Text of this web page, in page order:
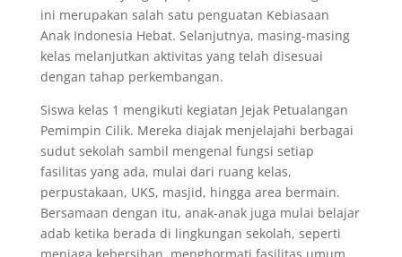
ini merupakan salah satu penguatan Kebiasaan
Anak Indonesia Hebat. Selanjutnya, masing-masing
kelas melanjutkan aktivitas yang telah disesuai
dengan tahap perkembangan.
Siswa kelas 1 mengikuti kegiatan Jejak Petualangan
Pemimpin Cilik. Mereka diajak menjelajahi berbagai
sudut sekolah sambil mengenal fungsi setiap
fasilitas yang ada, mulai dari ruang kelas,
perpustakaan, UKS, masjid, hingga area bermain.
Bersamaan dengan itu, anak-anak juga mulai belajar
adab ketika berada di lingkungan sekolah, seperti